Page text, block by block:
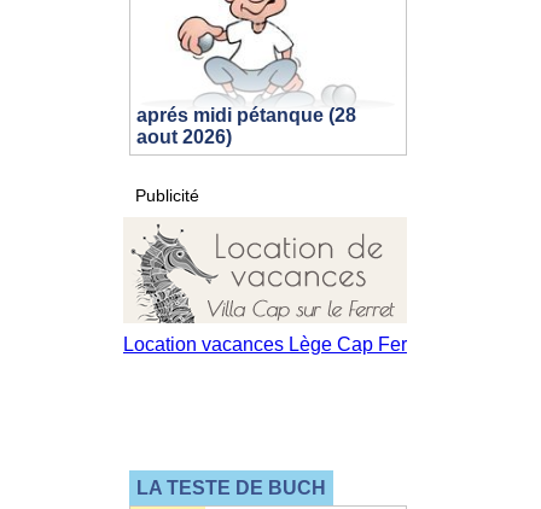
aprés midi pétanque (28
aout 2026)
Publicité
LA TESTE DE BUCH